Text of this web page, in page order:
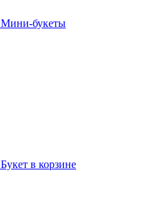
Мини-букеты
Букет в корзине